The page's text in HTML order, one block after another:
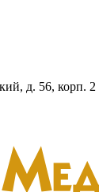
д. 56, корп. 2